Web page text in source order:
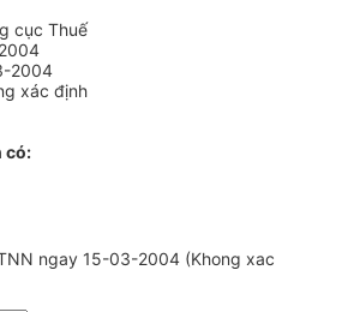
cục Thuế
2004
xác định
có:
ngay 15-03-2004 (Khong xac